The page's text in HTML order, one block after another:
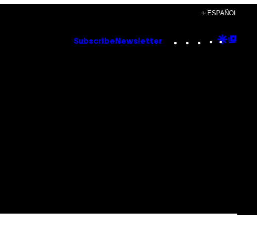
+ ESPAÑOL
Subscribe Newsletter Instagram
TikTok
YouTube
Google